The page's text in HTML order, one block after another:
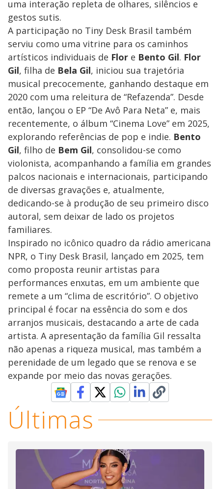
uma interação repleta de olhares, silêncios e
gestos sutis.
A participação no Tiny Desk Brasil também
serviu como uma vitrine para os caminhos
artísticos individuais de Flor e Bento Gil. Flor
Gil, filha de Bela Gil, iniciou sua trajetória
musical precocemente, ganhando destaque em
2020 com uma releitura de “Refazenda”. Desde
então, lançou o EP “De Avô Para Neta” e, mais
recentemente, o álbum “Cinema Love” em 2025,
explorando referências de pop e indie. Bento
Gil, filho de Bem Gil, consolidou-se como
violonista, acompanhando a família em grandes
palcos nacionais e internacionais, participando
de diversas gravações e, atualmente,
dedicando-se à produção de seu primeiro disco
autoral, sem deixar de lado os projetos
familiares.
Inspirado no icônico quadro da rádio americana
NPR, o Tiny Desk Brasil, lançado em 2025, tem
como proposta reunir artistas para
performances enxutas, em um ambiente que
remete a um “clima de escritório”. O objetivo
principal é focar na essência do som e dos
arranjos musicais, destacando a arte de cada
artista. A apresentação da família Gil ressalta
não apenas a riqueza musical, mas também a
perenidade de um legado que se renova e se
expande por meio das novas gerações.
Últimas